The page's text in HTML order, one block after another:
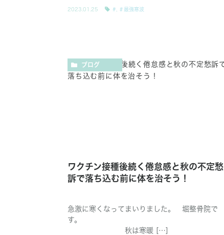
2023.01.25 # ＃最強寒波
ブログ
ワクチン接種後続く倦怠感と秋の不定愁
訴で落ち込む前に体を治そう！
急激に寒くなってまいりました。 堀整骨院で
す。
秋は寒暖 […]